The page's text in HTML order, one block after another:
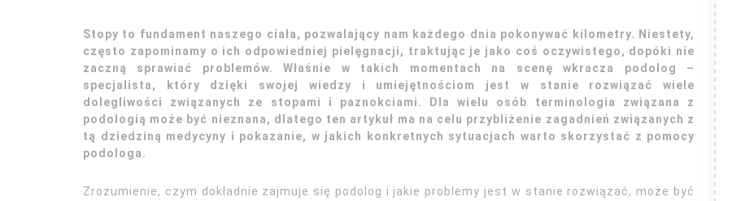
Stopy to fundament naszego ciała, pozwalający nam każdego dnia pokonywać kilometry. Niestety,
często zapominamy o ich odpowiedniej pielęgnacji, traktując je jako coś oczywistego, dopóki nie
zaczną sprawiać problemów. Właśnie w takich momentach na scenę wkracza podolog –
specjalista, który dzięki swojej wiedzy i umiejętnościom jest w stanie rozwiązać wiele
dolegliwości związanych ze stopami i paznokciami. Dla wielu osób terminologia związana z
podologią może być nieznana, dlatego ten artykuł ma na celu przybliżenie zagadnień związanych z
tą dziedziną medycyny i pokazanie, w jakich konkretnych sytuacjach warto skorzystać z pomocy
podologa.
Zrozumienie, czym dokładnie zajmuje się podolog i jakie problemy jest w stanie rozwiązać, może być